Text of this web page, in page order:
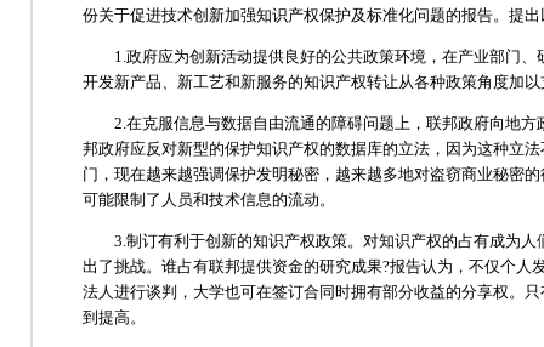
份关于促进技术创新加强知识产权保护及标准化问题的报告。提
1.政府应为创新活动提供良好的公共政策环境，在产业部门、
开发新产品、新工艺和新服务的知识产权转让从各种政策角度加以
2.在克服信息与数据自由流通的障碍问题上，联邦政府向地方
邦政府应反对新型的保护知识产权的数据库的立法，因为这种立
门，现在越来越强调保护发明秘密，越来越多地对盗窃商业秘密
可能限制了人员和技术信息的流动。
3.制订有利于创新的知识产权政策。对知识产权的占有成为人
出了挑战。谁占有联邦提供资金的研究成果?报告认为，不仅个
法人进行谈判，大学也可在签订合同时拥有部分收益的分享权。
到提高。